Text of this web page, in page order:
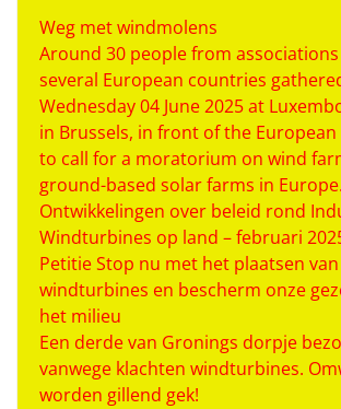
Weg met windmolens
Around 30 people from
several European countries
Wednesday 04 June 2025 at
in Brussels, in front of the
to call for a moratorium on wind
ground-based solar farms in Europe.
Ontwikkelingen over beleid rond
Windturbines op land – februari
Petitie Stop nu met het plaatsen van
windturbines en bescherm onze
het milieu
Een derde van Gronings dorpje
vanwege klachten windturbines.
worden gillend gek!